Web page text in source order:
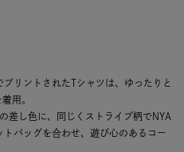
リントされたTシャツは、ゆったりと
用。
差し色に、同じくストライプ柄でNYA
バッグを合わせ、遊び心のあるコー